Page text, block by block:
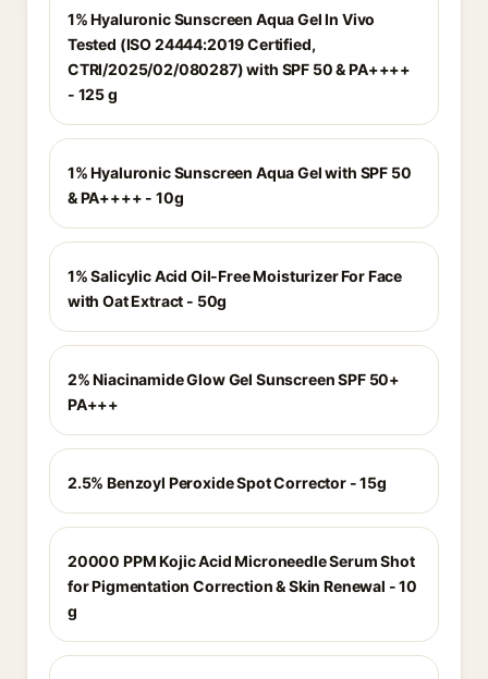
1% Hyaluronic Sunscreen Aqua Gel In Vivo
Tested (ISO 24444:2019 Certified,
CTRI/2025/02/080287) with SPF 50 & PA++++
- 125 g
1% Hyaluronic Sunscreen Aqua Gel with SPF 50
& PA++++ - 10g
1% Salicylic Acid Oil-Free Moisturizer For Face
with Oat Extract - 50g
2% Niacinamide Glow Gel Sunscreen SPF 50+
PA+++
2.5% Benzoyl Peroxide Spot Corrector - 15g
20000 PPM Kojic Acid Microneedle Serum Shot
for Pigmentation Correction & Skin Renewal - 10
g